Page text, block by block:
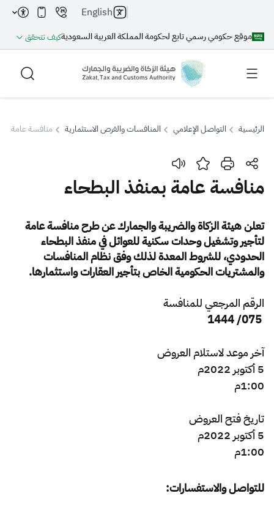
موقع حكومي رسمي تابع لحكومة المملكة العربية السعوديةكيف تتحقق
English
بحث
اقتراحات
الزكاة الجمارك
ضريبة القيمة المضافة
الرئيسية التواصل الإعلامي المنافسات والفرص الاستثمارية منافسة عامة
منافسة عامة بمنفذ البطحاء
تعلنهيئة الزكاة والضريبة والجماركعنطرح منافسة عامة
لتأجير وتشغيل وحداتسكنية للعوائلفيمنفذ البطحاء
الحدودي،للشروط المعدة لذلك وفق نظام المنافسات
والمشتريات الحكومية الخاص بتأجير العقارات واستثمارها.
الرقم المرجعي للمنافسة
075/ 1444
​آخر موعد لاستلام العروض
5 أكتوبر 2022م
1:00م
تاريخ فتح العروض
5 أكتوبر 2022م
1:00م
للتواصل والاستفسارات: